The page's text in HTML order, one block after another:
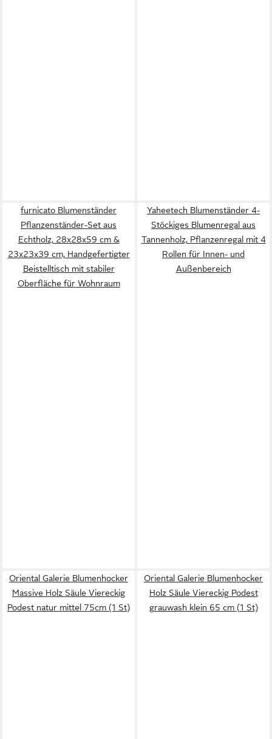
furnicato Blumenständer
Pflanzenständer-Set aus
Echtholz, 28x28x59 cm &
23x23x39 cm, Handgefertigter
Beistelltisch mit stabiler
Oberfläche für Wohnraum
Yaheetech Blumenständer 4-
Stöckiges Blumenregal aus
Tannenholz, Pflanzenregal mit 4
Rollen für Innen- und
Außenbereich
Oriental Galerie Blumenhocker
Massive Holz Säule Viereckig
Podest natur mittel 75cm (1 St)
Oriental Galerie Blumenhocker
Holz Säule Viereckig Podest
grauwash klein 65 cm (1 St)